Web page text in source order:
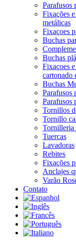
Parafusos
Fixações
metálicas
Fixaçoes
Buchas
Buchas
Fixaçoes
cartonado
Buchas
Parafusos
Parafusos
Tornillos
Tornillo
Tornilleria
Tuercas
Lavadoras
Rebites
Fixações
Anclajes
Varão
Contato